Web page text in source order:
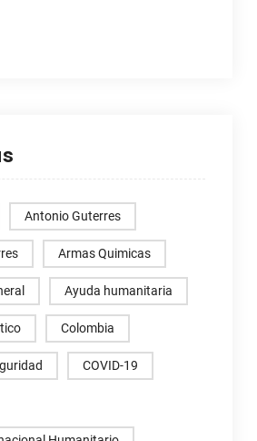
Antonio Guterres
Armas Quimicas
Ayuda humanitaria
Colombia
COVID-19